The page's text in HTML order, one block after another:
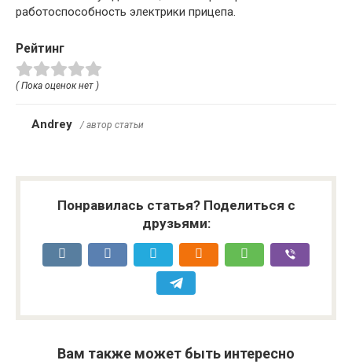
работоспособность электрики прицепа.
Рейтинг
( Пока оценок нет )
Andrey / автор статьи
Понравилась статья? Поделиться с
друзьями:
Вам также может быть интересно